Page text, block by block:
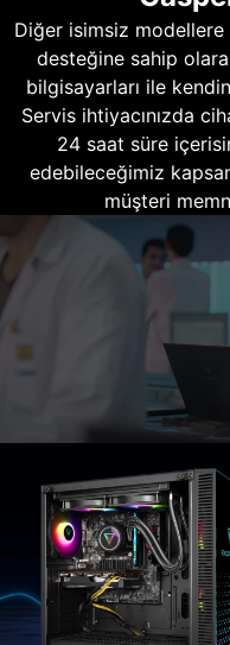
Diğer isimsiz
desteğine sahip
bilgisayarları ile
Servis ihtiyacınızda
24 saat süre
edebileceğimiz
müşteri